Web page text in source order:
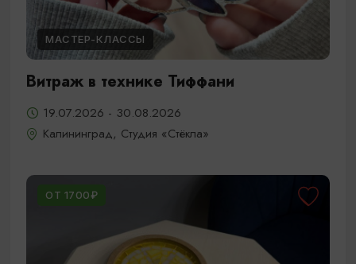
МАСТЕР-КЛАССЫ
Витраж в технике Тиффани
19.07.2026 - 30.08.2026
Калининград, Студия «Стёкла»
ОТ 1700₽